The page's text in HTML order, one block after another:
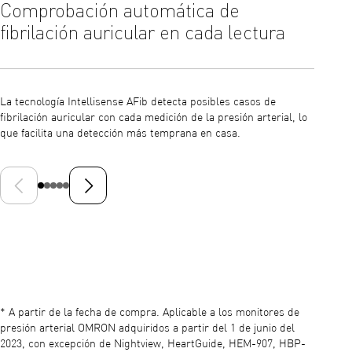
Comprobación automática de
fibrilación auricular en cada lectura
La tecnología Intellisense AFib detecta posibles casos de
fibrilación auricular con cada medición de la presión arterial, lo
que facilita una detección más temprana en casa.
Diapositiva anteriorSiguiente diapositiva
* A partir de la fecha de compra. Aplicable a los monitores de
presión arterial OMRON adquiridos a partir del 1 de junio del
2023, con excepción de Nightview, HeartGuide, HEM-907, HBP-